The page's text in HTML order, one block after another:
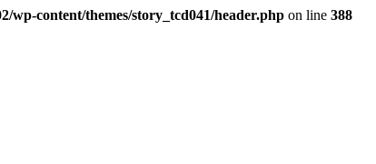
wp-content/themes/story_tcd041/header.php on line 388